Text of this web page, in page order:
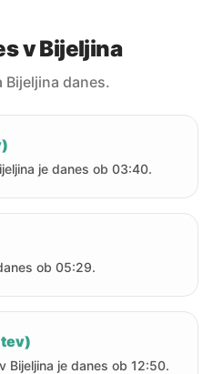
v Bijeljina
Bijeljina danes.
je danes ob 03:40.
ob 05:29.
Bijeljina je danes ob 12:50.